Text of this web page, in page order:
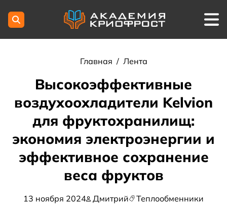
Главная / Лента
Высокоэффективные
воздухоохладители Kelvion
для фруктохранилищ:
экономия электроэнергии и
эффективное сохранение
веса фруктов
13 ноября 2024 Дмитрий
Теплообменники